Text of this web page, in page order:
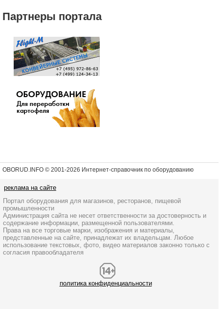
Партнеры портала
OBORUD.INFO © 2001-2026 Интернет-справочник по оборудованию
реклама на сайте
Портал оборудования для магазинов, ресторанов, пищевой
промышленности
Администрация сайта не несет ответственности за достоверность и
содержание информации, размещенной пользователями.
Права на все торговые марки, изображения и материалы,
представленные на сайте, принадлежат их владельцам. Любое
использование текстовых, фото, видео материалов законно только с
согласия правообладателя
политика конфиденциальности